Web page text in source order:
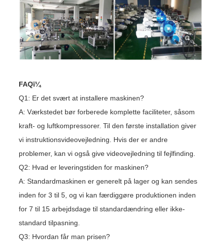
FAQï¼
Q1: Er det svært at installere maskinen?
A: Værkstedet bør forberede komplette faciliteter, såsom
kraft- og luftkompressorer. Til den første installation giver
vi instruktionsvideovejledning. Hvis der er andre
problemer, kan vi også give videovejledning til fejlfinding.
Q2: Hvad er leveringstiden for maskinen?
A: Standardmaskinen er generelt på lager og kan sendes
inden for 3 til 5, og vi kan færdiggøre produktionen inden
for 7 til 15 arbejdsdage til standardændring eller ikke-
standard tilpasning.
Q3: Hvordan får man prisen?